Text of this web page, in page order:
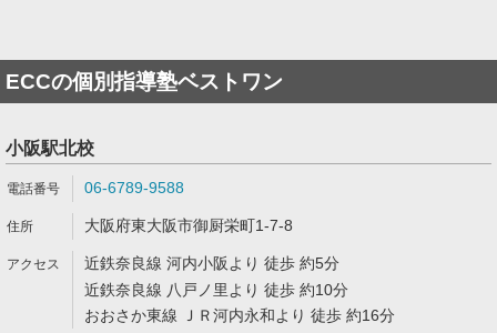
ECCの個別指導塾ベストワン
小阪駅北校
06-6789-9588
大阪府東大阪市御厨栄町1-7-8
近鉄奈良線 河内小阪より 徒歩 約5分
近鉄奈良線 八戸ノ里より 徒歩 約10分
おおさか東線 ＪＲ河内永和より 徒歩 約16分